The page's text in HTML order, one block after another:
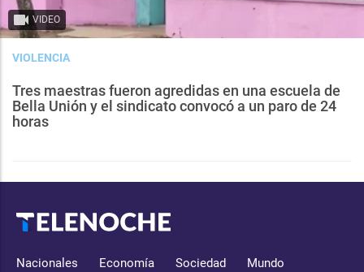
VIDEO
VIOLENCIA
Tres maestras fueron agredidas en una escuela de
Bella Unión y el sindicato convocó a un paro de 24
horas
Nacionales Economía Sociedad Mundo